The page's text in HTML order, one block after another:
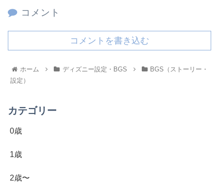
コメント
コメントを書き込む
ホーム ディズニー設定・BGS
BGS（ストーリー・
設定）
カテゴリー
0歳
1歳
2歳〜